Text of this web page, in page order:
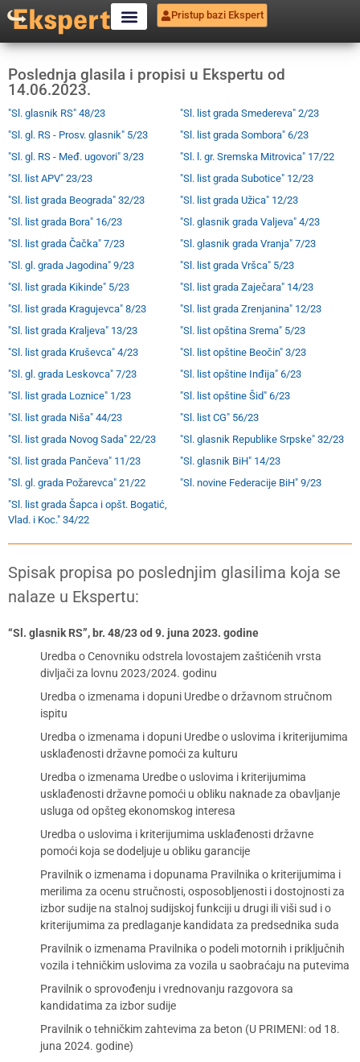
Pristup bazi Ekspert
Poslednja glasila i propisi u Ekspertu od
14.06.2023.
"Sl. glasnik RS" 48/23
"Sl. gl. RS - Prosv. glasnik" 5/23
"Sl. gl. RS - Međ. ugovori" 3/23
"Sl. list APV" 23/23
"Sl. list grada Beograda" 32/23
"Sl. list grada Bora" 16/23
"Sl. list grada Čačka" 7/23
"Sl. gl. grada Jagodina" 9/23
"Sl. list grada Kikinde" 5/23
"Sl. list grada Kragujevca" 8/23
"Sl. list grada Kraljeva" 13/23
"Sl. list grada Kruševca" 4/23
"Sl. gl. grada Leskovca" 7/23
"Sl. list grada Loznice" 1/23
"Sl. list grada Niša" 44/23
"Sl. list grada Novog Sada" 22/23
"Sl. list grada Pančeva" 11/23
"Sl. gl. grada Požarevca" 21/22
"Sl. list grada Šapca i opšt. Bogatić,
Vlad. i Koc." 34/22
"Sl. list grada Smedereva" 2/23
"Sl. list grada Sombora" 6/23
"Sl. l. gr. Sremska Mitrovica" 17/22
"Sl. list grada Subotice" 12/23
"Sl. list grada Užica" 12/23
"Sl. glasnik grada Valjeva" 4/23
"Sl. glasnik grada Vranja" 7/23
"Sl. list grada Vršca" 5/23
"Sl. list grada Zaječara" 14/23
"Sl. list grada Zrenjanina" 12/23
"Sl. list opština Srema" 5/23
"Sl. list opštine Beočin" 3/23
"Sl. list opštine Inđija" 6/23
"Sl. list opštine Šid" 6/23
"Sl. list CG" 56/23
"Sl. glasnik Republike Srpske" 32/23
"Sl. glasnik BiH" 14/23
"Sl. novine Federacije BiH" 9/23
Spisak propisa po poslednjim glasilima koja se
nalaze u Ekspertu:
“Sl. glasnik RS”, br. 48/23 od 9. juna 2023. godine
Uredba o Cenovniku odstrela lovostajem zaštićenih vrsta
divljači za lovnu 2023/2024. godinu
Uredba o izmenama i dopuni Uredbe o državnom stručnom
ispitu
Uredba o izmenama i dopuni Uredbe o uslovima i kriterijumima
usklađenosti državne pomoći za kulturu
Uredba o izmenama Uredbe o uslovima i kriterijumima
usklađenosti državne pomoći u obliku naknade za obavljanje
usluga od opšteg ekonomskog interesa
Uredba o uslovima i kriterijumima usklađenosti državne
pomoći koja se dodeljuje u obliku garancije
Pravilnik o izmenama i dopunama Pravilnika o kriterijumima i
merilima za ocenu stručnosti, osposobljenosti i dostojnosti za
izbor sudije na stalnoj sudijskoj funkciji u drugi ili viši sud i o
kriterijumima za predlaganje kandidata za predsednika suda
Pravilnik o izmenama Pravilnika o podeli motornih i priključnih
vozila i tehničkim uslovima za vozila u saobraćaju na putevima
Pravilnik o sprovođenju i vrednovanju razgovora sa
kandidatima za izbor sudije
Pravilnik o tehničkim zahtevima za beton (U PRIMENI: od 18.
juna 2024. godine)